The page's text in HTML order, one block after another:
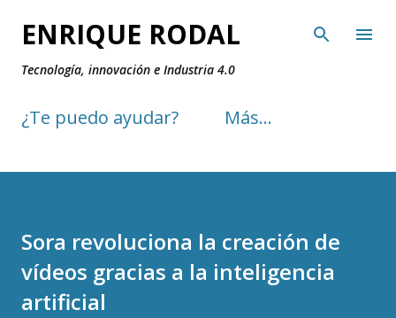
Ir al contenido principal
ENRIQUE RODAL
Tecnología, innovación e Industria 4.0
¿Te puedo ayudar? Más…
Sora revoluciona la creación de
vídeos gracias a la inteligencia
artificial